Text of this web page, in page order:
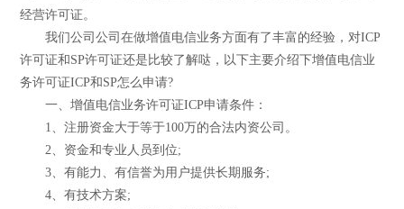
经营许可证。
我们公司公司在做增值电信业务方面有了丰富的经验，对ICP
许可证和SP许可证还是比较了解哒，以下主要介绍下增值电信业
务许可证ICP和SP怎么申请?
一、增值电信业务许可证ICP申请条件：
1、注册资金大于等于100万的合法内资公司。
2、资金和专业人员到位;
3、有能力、有信誉为用户提供长期服务;
4、有技术方案;